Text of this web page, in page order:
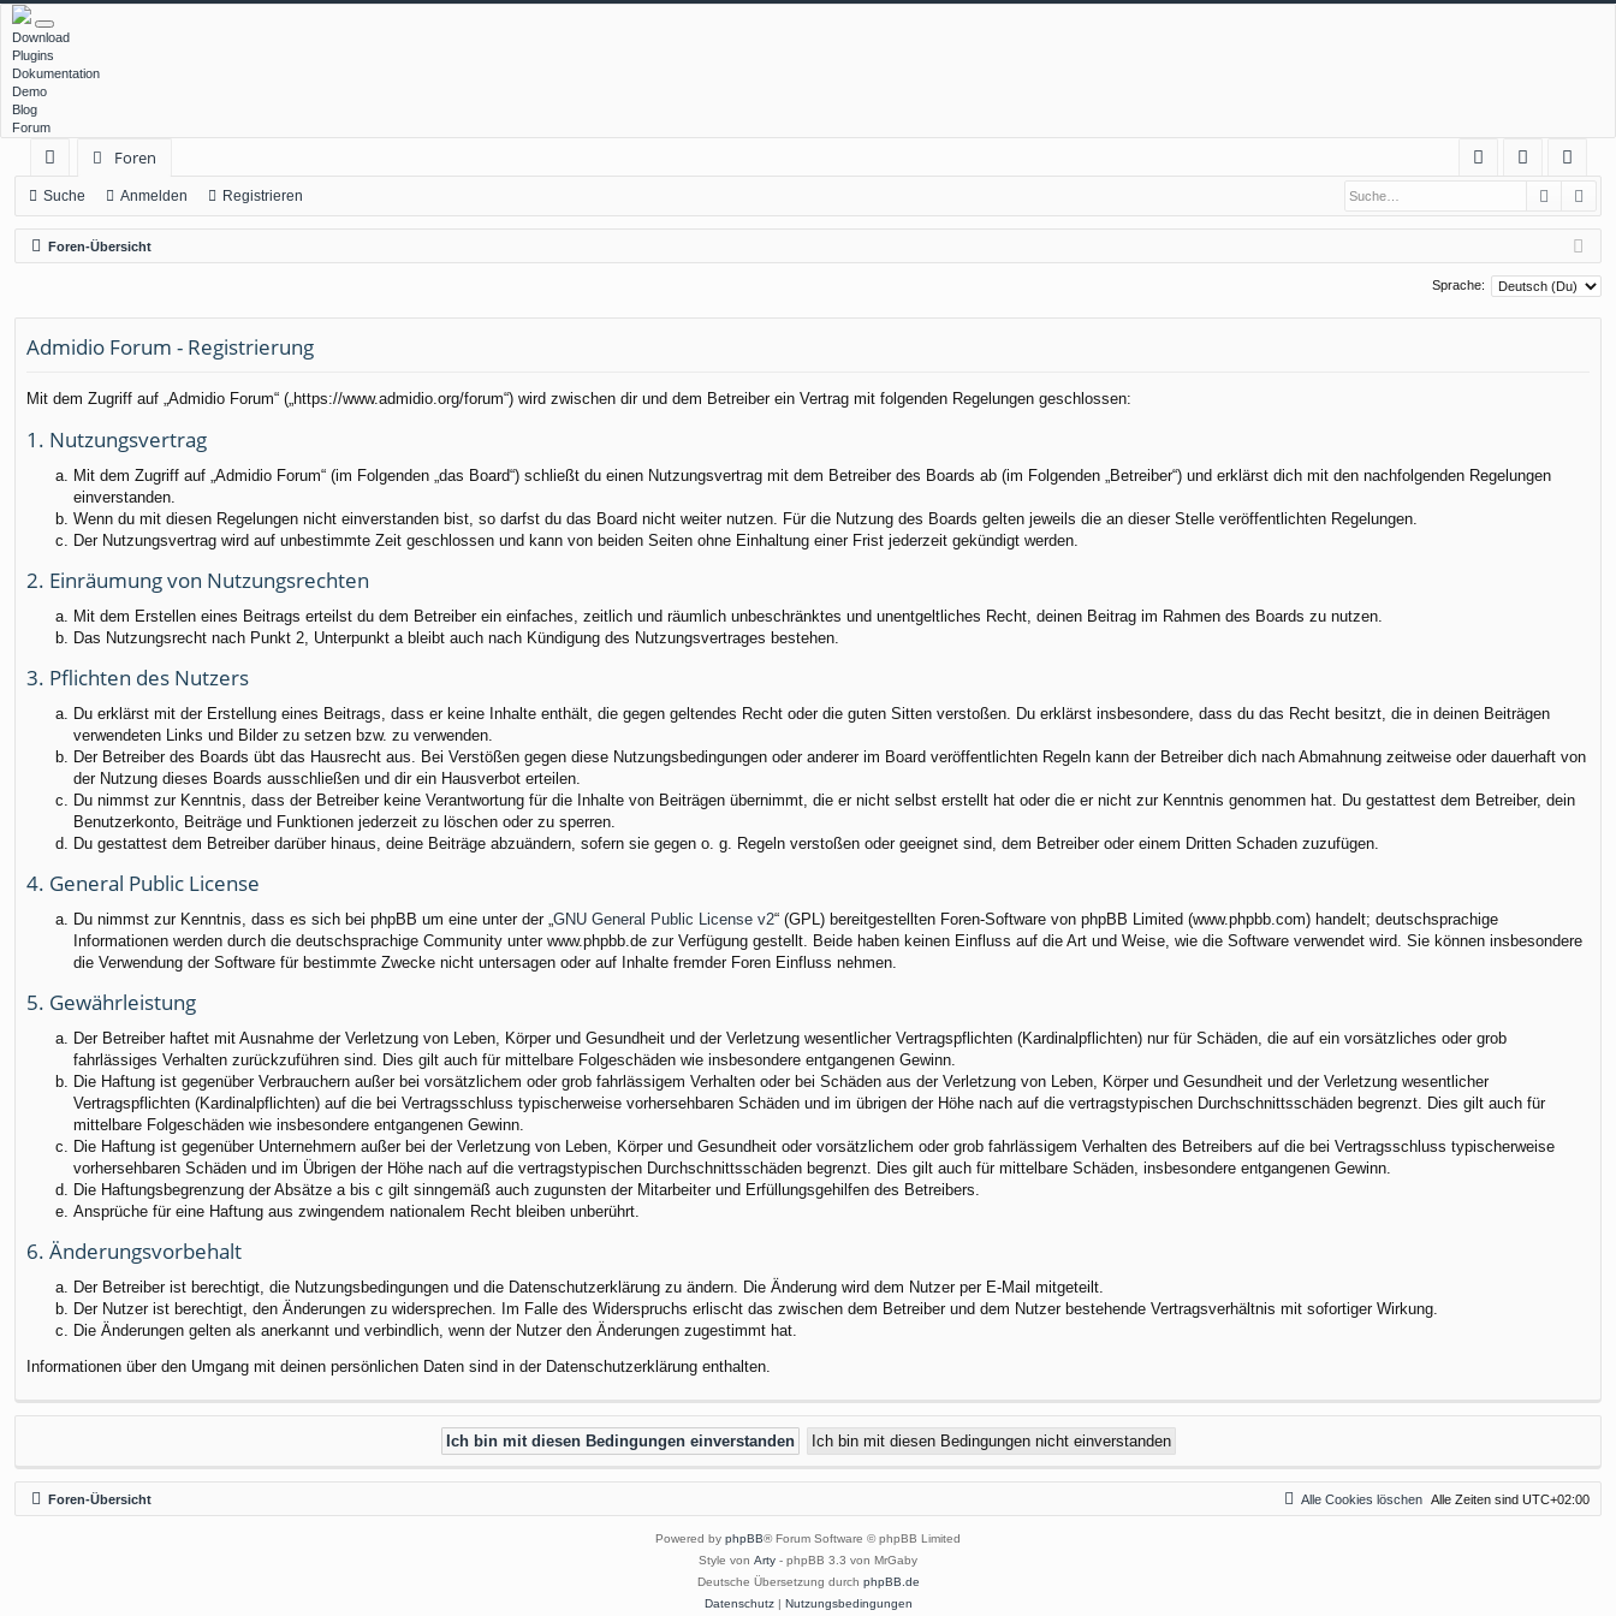
Download
Plugins
Dokumentation
Demo
Blog
Forum
ch
ne
llz
rif
Foren
Q
m
el
eg
ist
rie
Suche Anmelden Registrieren Suche
Foren-Übersicht
Sprache:
Admidio Forum - Registrierung
Mit dem Zugriff auf „Admidio Forum“ („https://www.admidio.org/forum“) wird zwischen dir und dem Betreiber ein Vertrag mit folgenden Regelungen geschlossen:
1. Nutzungsvertrag
Mit dem Zugriff auf „Admidio Forum“ (im Folgenden „das Board“) schließt du einen Nutzungsvertrag mit dem Betreiber des Boards ab (im Folgenden „Betreiber“) und erklärst dich mit den nachfolgenden Regelungen
einverstanden.
Wenn du mit diesen Regelungen nicht einverstanden bist, so darfst du das Board nicht weiter nutzen. Für die Nutzung des Boards gelten jeweils die an dieser Stelle veröffentlichten Regelungen.
Der Nutzungsvertrag wird auf unbestimmte Zeit geschlossen und kann von beiden Seiten ohne Einhaltung einer Frist jederzeit gekündigt werden.
2. Einräumung von Nutzungsrechten
Mit dem Erstellen eines Beitrags erteilst du dem Betreiber ein einfaches, zeitlich und räumlich unbeschränktes und unentgeltliches Recht, deinen Beitrag im Rahmen des Boards zu nutzen.
Das Nutzungsrecht nach Punkt 2, Unterpunkt a bleibt auch nach Kündigung des Nutzungsvertrages bestehen.
3. Pflichten des Nutzers
Du erklärst mit der Erstellung eines Beitrags, dass er keine Inhalte enthält, die gegen geltendes Recht oder die guten Sitten verstoßen. Du erklärst insbesondere, dass du das Recht besitzt, die in deinen Beiträgen
verwendeten Links und Bilder zu setzen bzw. zu verwenden.
Der Betreiber des Boards übt das Hausrecht aus. Bei Verstößen gegen diese Nutzungsbedingungen oder anderer im Board veröffentlichten Regeln kann der Betreiber dich nach Abmahnung zeitweise oder dauerhaft von
der Nutzung dieses Boards ausschließen und dir ein Hausverbot erteilen.
Du nimmst zur Kenntnis, dass der Betreiber keine Verantwortung für die Inhalte von Beiträgen übernimmt, die er nicht selbst erstellt hat oder die er nicht zur Kenntnis genommen hat. Du gestattest dem Betreiber, dein
Benutzerkonto, Beiträge und Funktionen jederzeit zu löschen oder zu sperren.
Du gestattest dem Betreiber darüber hinaus, deine Beiträge abzuändern, sofern sie gegen o. g. Regeln verstoßen oder geeignet sind, dem Betreiber oder einem Dritten Schaden zuzufügen.
4. General Public License
Du nimmst zur Kenntnis, dass es sich bei phpBB um eine unter der „GNU General Public License v2“ (GPL) bereitgestellten Foren-Software von phpBB Limited (www.phpbb.com) handelt; deutschsprachige
Informationen werden durch die deutschsprachige Community unter www.phpbb.de zur Verfügung gestellt. Beide haben keinen Einfluss auf die Art und Weise, wie die Software verwendet wird. Sie können insbesondere
die Verwendung der Software für bestimmte Zwecke nicht untersagen oder auf Inhalte fremder Foren Einfluss nehmen.
5. Gewährleistung
Der Betreiber haftet mit Ausnahme der Verletzung von Leben, Körper und Gesundheit und der Verletzung wesentlicher Vertragspflichten (Kardinalpflichten) nur für Schäden, die auf ein vorsätzliches oder grob
fahrlässiges Verhalten zurückzuführen sind. Dies gilt auch für mittelbare Folgeschäden wie insbesondere entgangenen Gewinn.
Die Haftung ist gegenüber Verbrauchern außer bei vorsätzlichem oder grob fahrlässigem Verhalten oder bei Schäden aus der Verletzung von Leben, Körper und Gesundheit und der Verletzung wesentlicher
Vertragspflichten (Kardinalpflichten) auf die bei Vertragsschluss typischerweise vorhersehbaren Schäden und im übrigen der Höhe nach auf die vertragstypischen Durchschnittsschäden begrenzt. Dies gilt auch für
mittelbare Folgeschäden wie insbesondere entgangenen Gewinn.
Die Haftung ist gegenüber Unternehmern außer bei der Verletzung von Leben, Körper und Gesundheit oder vorsätzlichem oder grob fahrlässigem Verhalten des Betreibers auf die bei Vertragsschluss typischerweise
vorhersehbaren Schäden und im Übrigen der Höhe nach auf die vertragstypischen Durchschnittsschäden begrenzt. Dies gilt auch für mittelbare Schäden, insbesondere entgangenen Gewinn.
Die Haftungsbegrenzung der Absätze a bis c gilt sinngemäß auch zugunsten der Mitarbeiter und Erfüllungsgehilfen des Betreibers.
Ansprüche für eine Haftung aus zwingendem nationalem Recht bleiben unberührt.
6. Änderungsvorbehalt
Der Betreiber ist berechtigt, die Nutzungsbedingungen und die Datenschutzerklärung zu ändern. Die Änderung wird dem Nutzer per E-Mail mitgeteilt.
Der Nutzer ist berechtigt, den Änderungen zu widersprechen. Im Falle des Widerspruchs erlischt das zwischen dem Betreiber und dem Nutzer bestehende Vertragsverhältnis mit sofortiger Wirkung.
Die Änderungen gelten als anerkannt und verbindlich, wenn der Nutzer den Änderungen zugestimmt hat.
Informationen über den Umgang mit deinen persönlichen Daten sind in der Datenschutzerklärung enthalten.
Foren-Übersicht Alle Zeiten sind UTC+02:00
Alle Cookies löschen
Powered by phpBB® Forum Software © phpBB Limited
Style von Arty - phpBB 3.3 von MrGaby
Deutsche Übersetzung durch phpBB.de
Datenschutz| Nutzungsbedingungen